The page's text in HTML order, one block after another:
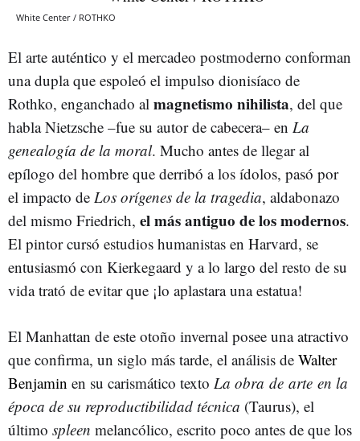
White Center / ROTHKO
El arte auténtico y el mercadeo postmoderno conforman
una dupla que espoleó el impulso dionisíaco de
Rothko, enganchado al magnetismo nihilista, del que
habla Nietzsche –fue su autor de cabecera– en La
genealogía de la moral. Mucho antes de llegar al
epílogo del hombre que derribó a los ídolos, pasó por
el impacto de Los orígenes de la tragedia, aldabonazo
del mismo Friedrich, el más antiguo de los modernos.
El pintor cursó estudios humanistas en Harvard, se
entusiasmó con Kierkegaard y a lo largo del resto de su
vida trató de evitar que ¡lo aplastara una estatua!
El Manhattan de este otoño invernal posee una atractivo
que confirma, un siglo más tarde, el análisis de Walter
Benjamin en su carismático texto La obra de arte en la
época de su reproductibilidad técnica (Taurus), el
último spleen melancólico, escrito poco antes de que los